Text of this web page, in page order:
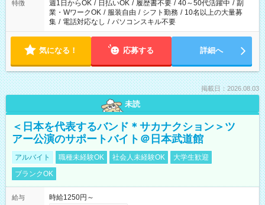
特徴 週1日からOK / 日払いOK / 履歴書不要 / 40～50代活躍中 / 副
業・WワークOK / 服装自由 / シフト勤務 / 10名以上の大量募
集 / 電話対応なし / パソコンスキル不要
気になる！ 応募する 詳細へ
掲載日：2026.08.03
未読
＜日本を代表するバンド＊サカナクション＞ツ
アー公演のサポートバイト＠日本武道館
アルバイト 職種未経験OK 社会人未経験OK
大学生歓迎
ブランクOK
給与
時給1250円～